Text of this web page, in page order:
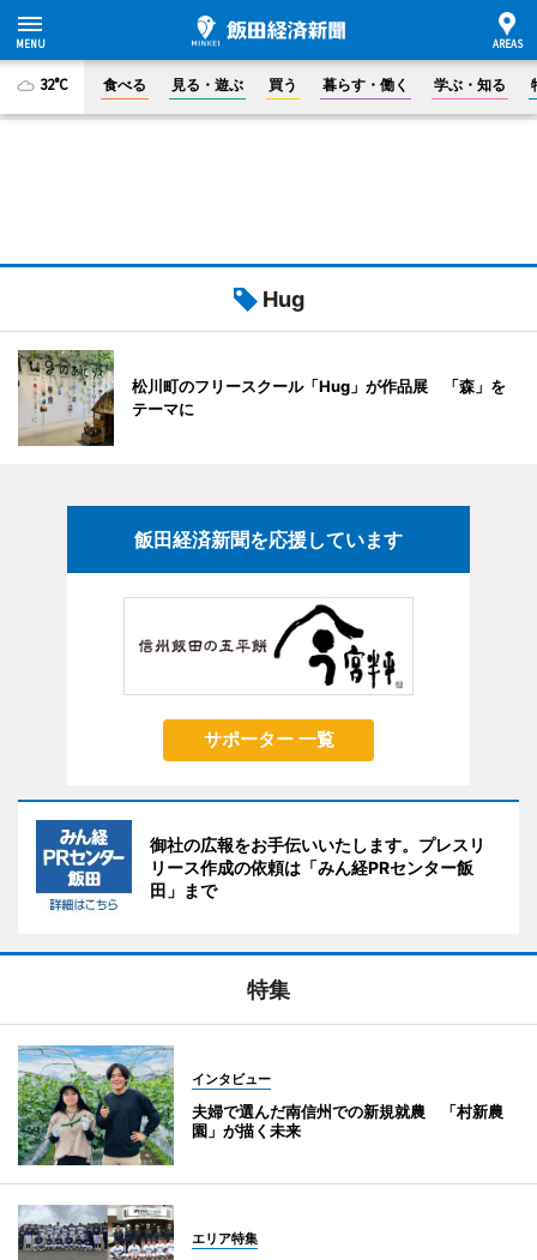
32°C 食べる 見る・遊ぶ 買う 暮らす・働く 学ぶ・知る
Hug
松川町のフリースクール「Hug」が作品展 「森」を
テーマに
飯田経済新聞を応援しています
サポーター 一覧
御社の広報をお手伝いいたします。プレスリ
リース作成の依頼は「みん経PRセンター飯
田」まで
特集
インタビュー
夫婦で選んだ南信州での新規就農 「村新農
園」が描く未来
エリア特集